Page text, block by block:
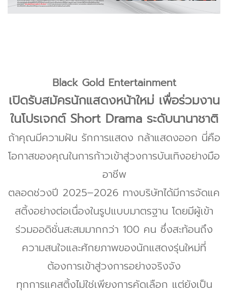
Black Gold Entertainment
เปิดรับสมัครนักแสดงหน้าใหม่ เพื่อร่วมงาน
ในโปรเจกต์ Short Drama ระดับนานาชาติ
ถ้าคุณมีความฝัน รักการแสดง กล้าแสดงออก นี่คือ
โอกาสของคุณในการก้าวเข้าสู่วงการบันเทิงอย่างมือ
อาชีพ
ตลอดช่วงปี 2025–2026 ทางบริษัทได้มีการจัดแค
สติ้งอย่างต่อเนื่องในรูปแบบมาตรฐาน โดยมีผู้เข้า
ร่วมออดิชั่นสะสมมากกว่า 100 คน ซึ่งสะท้อนถึง
ความสนใจและศักยภาพของนักแสดงรุ่นใหม่ที่
ต้องการเข้าสู่วงการอย่างจริงจัง
ทุกการแคสติ้งไม่ใช่เพียงการคัดเลือก แต่ยังเป็น